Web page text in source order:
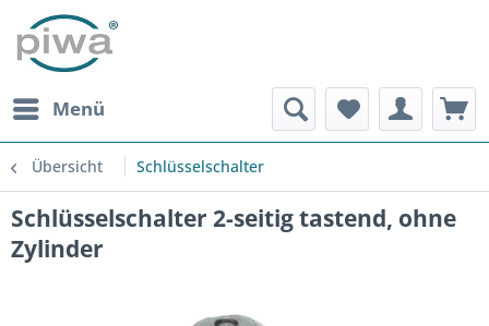
Menü
Übersicht Schlüsselschalter
Schlüsselschalter 2-seitig tastend, ohne
Zylinder